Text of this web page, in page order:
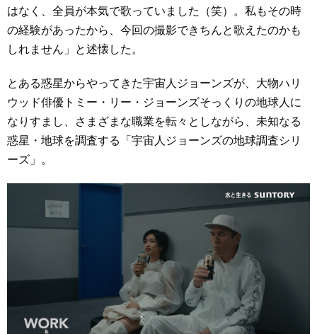
はなく、全員が本気で歌っていました（笑）。私もその時
の経験があったから、今回の撮影できちんと歌えたのかも
しれません」と述懐した。
とある惑星からやってきた宇宙人ジョーンズが、大物ハリ
ウッド俳優トミー・リー・ジョーンズそっくりの地球人に
なりすまし、さまざまな職業を転々としながら、未知なる
惑星・地球を調査する「宇宙人ジョーンズの地球調査シリ
ーズ」。